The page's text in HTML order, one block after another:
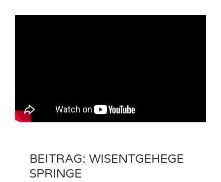
BEITRAG: WISENTGEHEGE
SPRINGE